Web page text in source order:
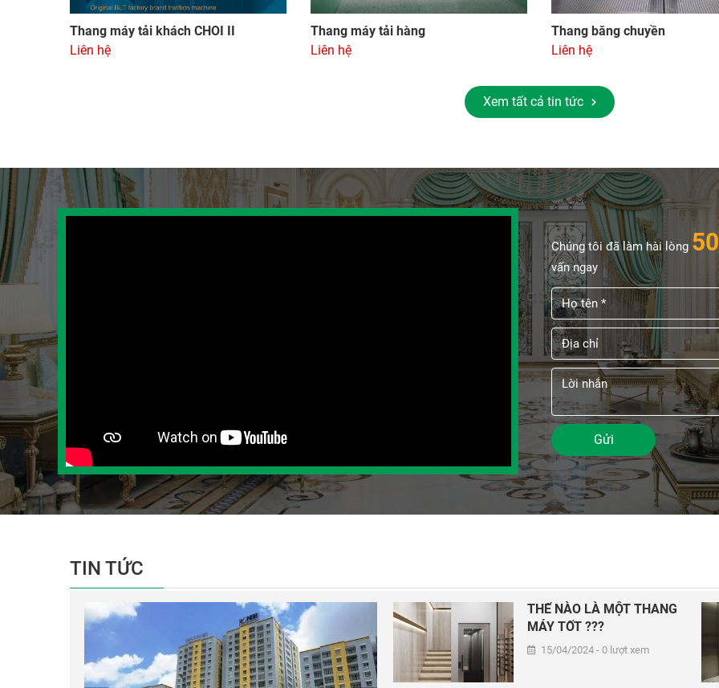
Thang máy tải khách CHOI II
Liên hệ
Thang máy tải hàng
Liên hệ
Thang băng chuyền
Liên hệ
Xem tất cả tin tức
Chúng tôi đã làm hài lòng
vấn ngay
Gửi
TIN TỨC
THẾ NÀO LÀ MỘT THANG
MÁY TỐT ???
15/04/2024 - 0 lượt xem